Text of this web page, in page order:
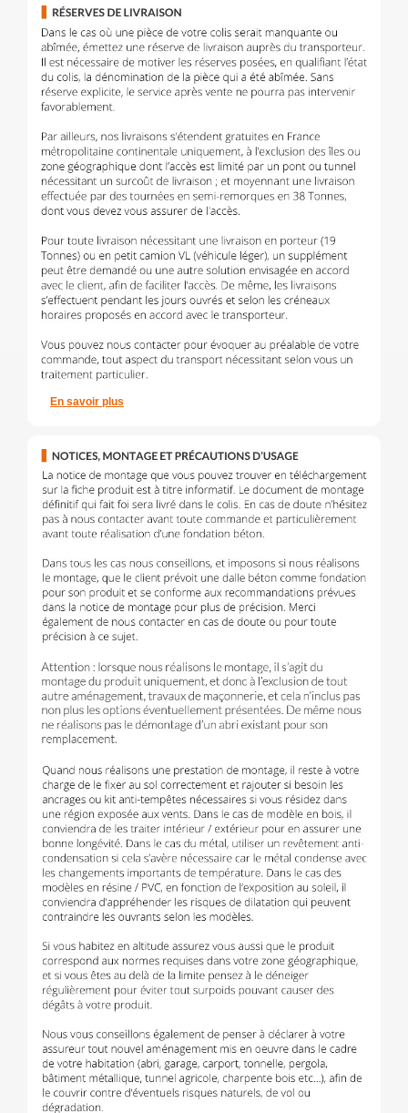
En savoir plus